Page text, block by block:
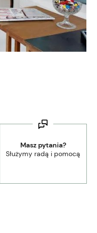
Masz pytania?
Służymy radą i pomocą